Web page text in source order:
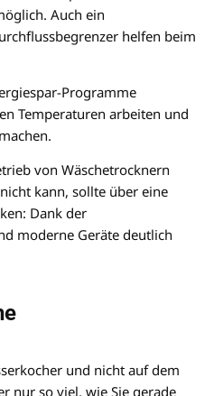
Auch ein
helfen beim
Programme
Temperaturen arbeiten und
von Wäschetrocknern
kann, sollte über eine
Dank der
moderne Geräte deutlich
und nicht auf dem
nur so viel, wie Sie gerade